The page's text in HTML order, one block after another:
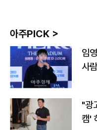
아주PICK >
임
사
"광
캠'